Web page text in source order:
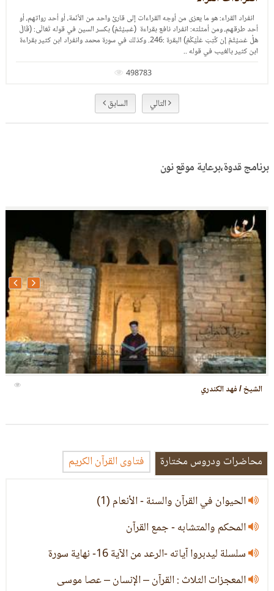
من أوجه القراءات إلى قارئ واحد من الأئمة، أو أحد رواتهم، أو
نافع بقراءة (‌عَسِيۡتُمۡ) بكسر السين في قوله تَعَالَى: (قَالَ
هَلۡ ‌عَسَيۡتُمۡ إِن كُتِبَ عَلَيۡكُمُ) البقرة :246. وكذلك في سورة محمد وانفراد ابن كثير بقراءة
التالي السابق
برنامج قدوة،برعاية موقع نون
الشيخ / عبدالكريم
محاضرات ودروس مختارة فتاوى القرآن الكريم
الحيوان في القرآن والسنة - الأنعام (1)
المحكم والمتشابه - جمع القرآن
سلسلة ليدبروا آياته -الرعد من الآية 16- نهاية سورة
المعجزات الثلاث : القرآن – الإنسان – عصا موسى